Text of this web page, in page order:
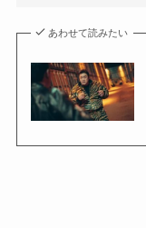
あわせて読みたい